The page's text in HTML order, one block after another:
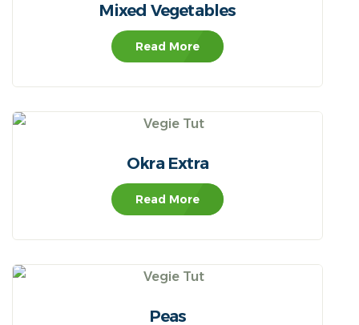
Mixed Vegetables
Read More
Okra Extra
Read More
Peas